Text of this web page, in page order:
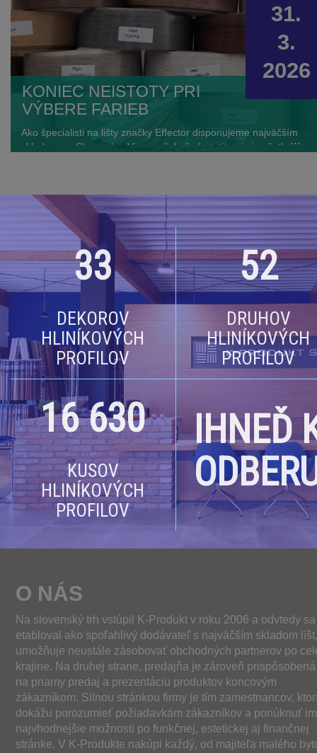
KONIEC NEISTOTY PRI
VÝBERE FARIEB
31.
3.
2026
Ako špecialisti na lišty značky Effector disponujeme najväčším
skladom na Slovensku. Vieme však, že kvantita nie je všetko –
reálnych vzoriek fólií.
...
33
DEKOROV
HLINÍKOVÝCH
PROFILOV
52
DRUHOV
HLINÍKOVÝCH
PROFILOV
16 630
KUSOV
HLINÍKOVÝCH
PROFILOV
IHNEĎ
O NÁS
Na slovenský trh vstúpil K-Produkt v roku 2006 a odvtedy sa
etabloval ako spoľahlivý dodávateľ s najväčším skladom
umožňuje neustále zásobovať obchodných partnerov po
krajine. Na druhej strane, predajňa je zároveň
na priamy predaj a prezentáciu produktov koncovým
zákazníkom. Silnou stránkou firmy je tím zamestnancov,
dokážu porozumieť požiadavkám zákazníkov a ponúknuť
najvhodnejšie možnosti po funkčnej, estetickej aj finančnej
stránke. V K-Produkte nakúpi každý, od majiteľa malého